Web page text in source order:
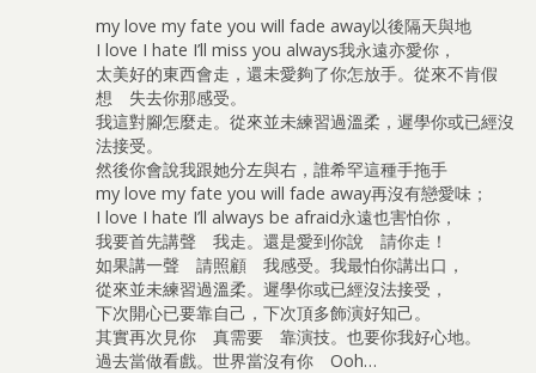
my love my fate you will fade away以後隔天與地
I love I hate I’ll miss you always我永遠亦愛你，
太美好的東西會走，還未愛夠了你怎放手。從來不肯假
想 失去你那感受。
我這對腳怎麼走。從來並未練習過溫柔，遲學你或已經沒
法接受。
然後你會說我跟她分左與右，誰希罕這種手拖手
my love my fate you will fade away再沒有戀愛味；
I love I hate I’ll always be afraid永遠也害怕你，
我要首先講聲 我走。還是愛到你說 請你走！
如果講一聲 請照顧 我感受。我最怕你講出口，
從來並未練習過溫柔。遲學你或已經沒法接受，
下次開心已要靠自己，下次頂多飾演好知己。
其實再次見你 真需要 靠演技。也要你我好心地。
過去當做看戲。世界當沒有你 Ooh…